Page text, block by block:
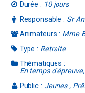
Durée : 10 jours
Responsable : Sr
Animateurs : Mme
Type : Retraite
Thématiques :
En temps
Public : Jeunes ,